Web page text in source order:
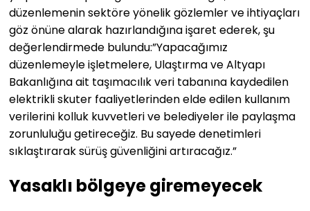
düzenlemenin sektöre yönelik gözlemler ve ihtiyaçları
göz önüne alarak hazırlandığına işaret ederek, şu
değerlendirmede bulundu:”Yapacağımız
düzenlemeyle işletmelere, Ulaştırma ve Altyapı
Bakanlığına ait taşımacılık veri tabanına kaydedilen
elektrikli skuter faaliyetlerinden elde edilen kullanım
verilerini kolluk kuvvetleri ve belediyeler ile paylaşma
zorunluluğu getireceğiz. Bu sayede denetimleri
sıklaştırarak sürüş güvenliğini artıracağız.”
Yasaklı bölgeye giremeyecek